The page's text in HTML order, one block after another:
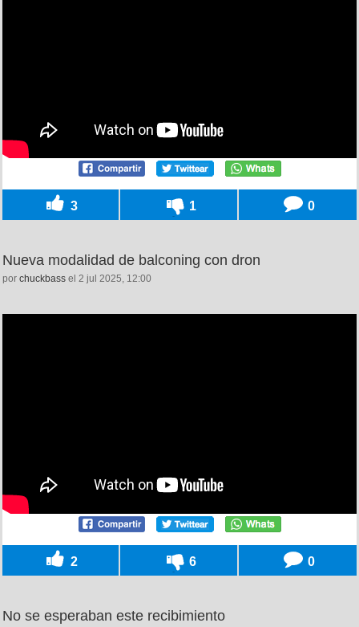
3 1 0
Nueva modalidad de balconing con dron
por chuckbass el 2 jul 2025, 12:00
2 6 0
No se esperaban este recibimiento